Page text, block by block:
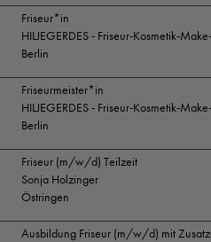
Friseur*in
HILJEGERDES - Friseur-Kosmetik-
Berlin
Friseurmeister*in
HILJEGERDES - Friseur-Kosmetik-
Berlin
Friseur (m/w/d) Teilzeit
Sonja Holzinger
Östringen
Ausbildung Friseur (m/w/d) mit